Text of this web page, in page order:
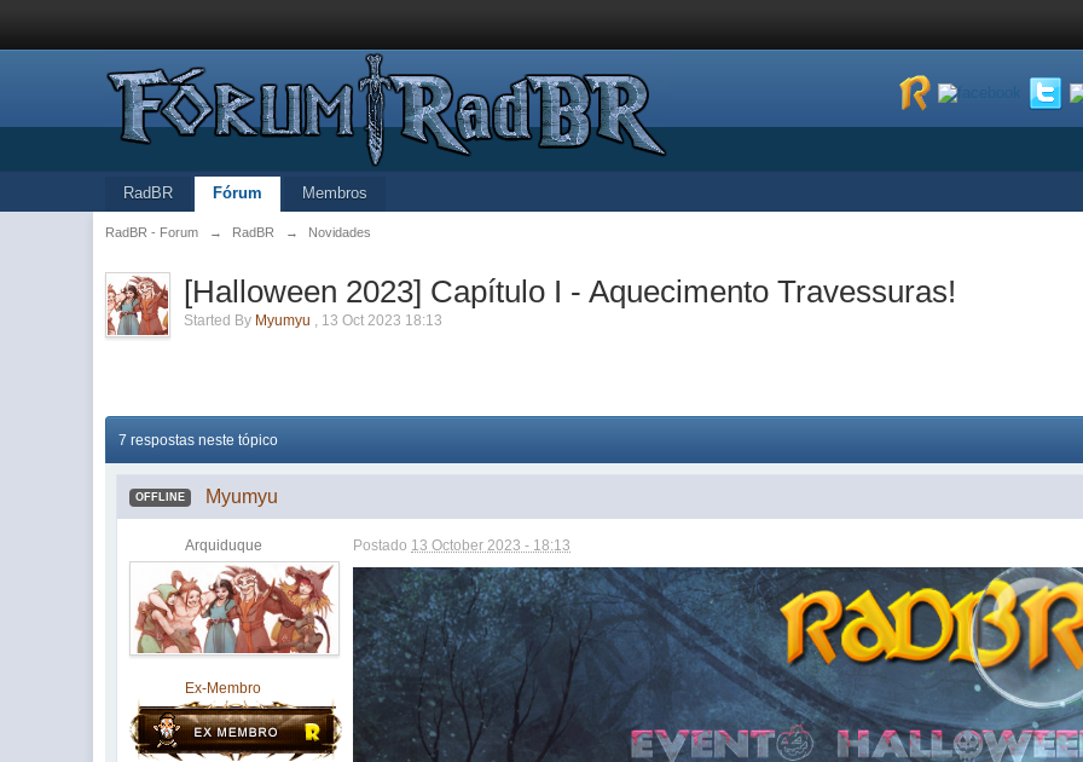
RadBR Fórum Membros
RadBR - Forum → RadBR → Novidades
[Halloween 2023] Capítulo I - Aquecimento Travessuras!
Started By Myumyu , 13 Oct 2023 18:13
7 respostas neste tópico
OFFLINE Myumyu
Arquiduque
Ex-Membro
Postado 13 October 2023 - 18:13